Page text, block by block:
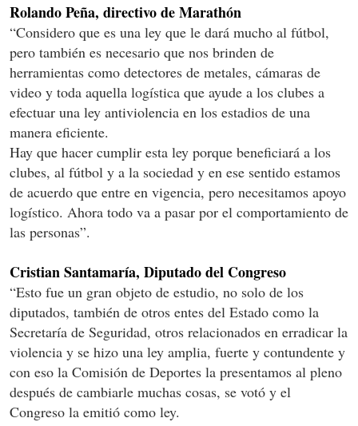
Rolando Peña, directivo de Marathón
“Considero que es una ley que le dará mucho al fútbol,
pero también es necesario que nos brinden de
herramientas como detectores de metales, cámaras de
video y toda aquella logística que ayude a los clubes a
efectuar una ley antiviolencia en los estadios de una
manera eficiente.
Hay que hacer cumplir esta ley porque beneficiará a los
clubes, al fútbol y a la sociedad y en ese sentido estamos
de acuerdo que entre en vigencia, pero necesitamos apoyo
logístico. Ahora todo va a pasar por el comportamiento de
las personas”.
Cristian Santamaría, Diputado del Congreso
“Esto fue un gran objeto de estudio, no solo de los
diputados, también de otros entes del Estado como la
Secretaría de Seguridad, otros relacionados en erradicar la
violencia y se hizo una ley amplia, fuerte y contundente y
con eso la Comisión de Deportes la presentamos al pleno
después de cambiarle muchas cosas, se votó y el
Congreso la emitió como ley.